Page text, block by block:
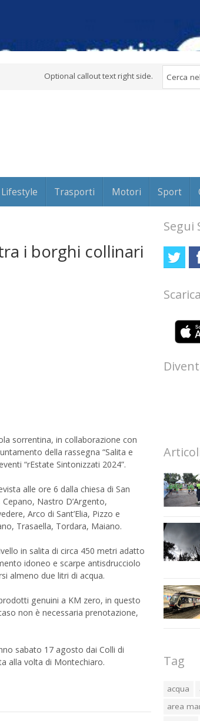
Optional callout text right side.
Lifestyle Trasporti Motori Sport
i borghi collinari
sorrentina, in collaborazione con
della rassegna “Salita e
“rEstate Sintonizzati 2024”.
alle ore 6 dalla chiesa di San
Nastro D’Argento,
Arco di Sant’Elia, Pizzo e
Trasaella, Tordara, Maiano.
in salita di circa 450 metri adatto
idoneo e scarpe antisdrucciolo
almeno due litri di acqua.
genuini a KM zero, in questo
non è necessaria prenotazione,
sabato 17 agosto dai Colli di
alla volta di Montechiaro.
Segui
Tag
acqua
area